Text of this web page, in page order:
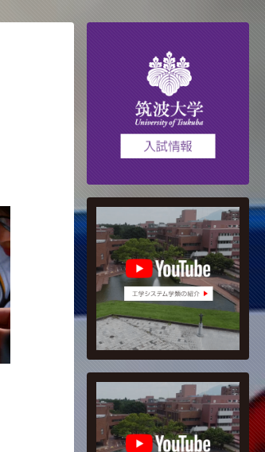
工学システム学類
YouTube
工学システム学類 博士後
期課程への誘い